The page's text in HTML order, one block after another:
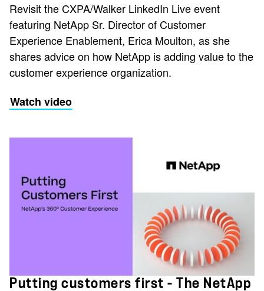
Revisit the CXPA/Walker LinkedIn Live event
featuring NetApp Sr. Director of Customer
Experience Enablement, Erica Moulton, as she
shares advice on how NetApp is adding value to the
customer experience organization.
Watch video
Putting customers first - The NetApp